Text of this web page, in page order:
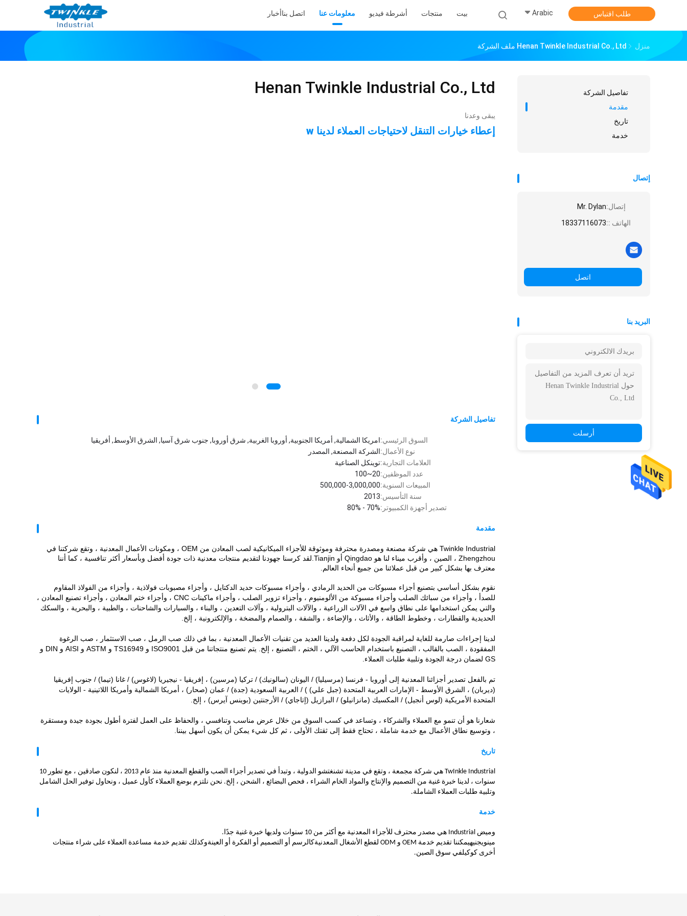
بيت منتجات أشرطة فيديو معلومات عنا اتصل بناأخبار Arabic طلب اقتباس
منزل Henan Twinkle Industrial Co., Ltd ملف الشركة
Henan Twinkle Industrial Co., Ltd
يبقى وعدنا
إعطاء خيارات التنقل لاحتياجات العملاء لدينا w
تفاصيل الشركة
السوق الرئيسي:امريكا الشمالية, أمريكا الجنوبية, أوروبا الغربية, شرق أوروبا, جنوب شرق آسيا, الشرق الأوسط, أفريقيا
نوع الأعمال:الشركة المصنعة, المصدر
العلامات التجارية:توينكل الصناعية
عدد الموظفين:20~100
المبيعات السنوية:500,000-3,000,000
سنة التأسيس:2013
تصدير أجهزة الكمبيوتر:70% - 80%
مقدمة
Twinkle Industrial هي شركة مصنعة ومصدرة محترفة وموثوقة للأجزاء الميكانيكية لصب المعادن من OEM ، ومكونات الأعمال المعدنية ، وتقع شركتنا في
Zhengzhou ، الصين ، وأقرب ميناء لنا هو Qingdao أو Tianjin.لقد كرسنا جهودنا لتقديم منتجات معدنية ذات جودة أفضل وبأسعار أكثر تنافسية ، كما أننا
معترف بها بشكل كبير من قبل عملائنا من جميع أنحاء العالم.
نقوم بشكل أساسي بتصنيع أجزاء مسبوكات من الحديد الرمادي ، وأجزاء مسبوكات حديد الدكتايل ، وأجزاء مصبوبات فولاذية ، وأجزاء من الفولاذ المقاوم
للصدأ ، وأجزاء من سبائك الصلب وأجزاء مسبوكة من الألومنيوم ، وأجزاء تزوير الصلب ، وأجزاء ماكينات CNC ، وأجزاء ختم المعادن ، وأجزاء تصنيع المعادن ،
والتي يمكن استخدامها على نطاق واسع في الآلات الزراعية ، والآلات البترولية ، وآلات التعدين ، والبناء ، والسيارات والشاحنات ، والطبية ، والبحرية ، والسكك
الحديدية والقطارات ، وخطوط الطاقة ، والأثاث ، والإضاءة ، والشفة ، والصمام والمضخة ، والإلكترونية ، إلخ.
لدينا إجراءات صارمة للغاية لمراقبة الجودة لكل دفعة ولدينا العديد من تقنيات الأعمال المعدنية ، بما في ذلك صب الرمل ، صب الاستثمار ، صب الرغوة
المفقودة ، الصب بالقالب ، التصنيع باستخدام الحاسب الآلي ، الختم ، التصنيع ، إلخ.
يتم تصنيع منتجاتنا من قبل ISO9001 و TS16949 و ASTM و AISI و DIN و
GS لضمان درجة الجودة وتلبية طلبات العملاء.
تم بالفعل تصدير أجزائنا المعدنية إلى أوروبا - فرنسا (مرسيليا) / اليونان (سالونيك) / تركيا (مرسين) ، إفريقيا - نيجيريا (لاغوس) / غانا (تيما) / جنوب إفريقيا
(ديربان) ، الشرق الأوسط - الإمارات العربية المتحدة (جبل علي) ) / العربية السعودية (جدة) / عمان (صحار) ، أمريكا الشمالية وأمريكا اللاتينية - الولايات
المتحدة الأمريكية (لوس أنجيل) / المكسيك (مانزانيلو) / البرازيل (إتاجاي) / الأرجنتين (بوينس آيرس) ، إلخ.
شعارنا هو أن تنمو مع العملاء والشركاء ، وتساعد في كسب السوق من خلال عرض مناسب وتنافسي ، والحفاظ على العمل لفترة أطول بجودة جيدة ومستقرة
، وتوسيع نطاق الأعمال مع خدمة شاملة ، تحتاج فقط إلى ثقتك الأولى ، ثم كل شيء يمكن أن يكون أسهل بيننا.
تاريخ
Tw
Inkle Industrial هي شركة مجمعة ، وتقع في مدينة تشنغتشو الدولية ، وتبدأ في تصدير أجزاء الصب والقطع المعدنية منذ عام 2013 ، لنكون صادقين ، مع تطور 10
سنوات ، لدينا خبرة غنية من التصميم والإنتاج والمواد الخام الشراء ، فحص البضائع ، الشحن ، إلخ. نحن نلتزم بوضع العملاء كأول عميل ، ونحاول توفير الحل الشامل
وتلبية طلبات العملاء الشاملة.
خدمة
وميض Industrial هي مصدر محترف للأجزاء المعدنية مع أكثر من 10 سنوات ولديها خبرة غنية جدًا.
مينويجنيهيمكننا تقديم خدمة OEM و ODM لقطع الأشغال المعدنية كالرسم أو التصميم أو الفكرة أو العينةوكذلك تقديم خدمة مساعدة العملاء على شراء منتجات
أخرى كوكيلفي سوق الصين.
تفاصيل الشركة
مقدمة
تاريخ
خدمة
إتصال
إتصال:Mr. Dylan
الهاتف ::18337116073
اتصل
البريد بنا
أرسلت